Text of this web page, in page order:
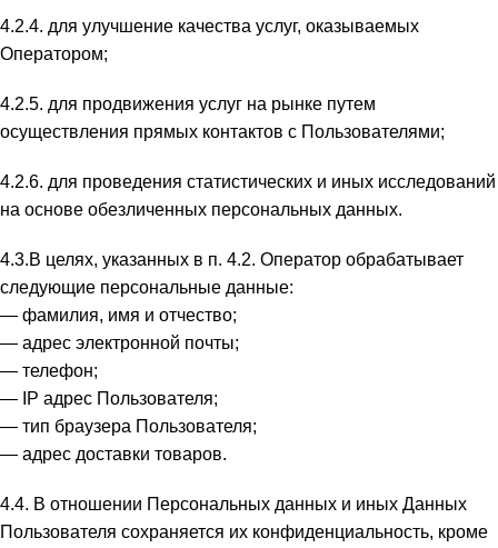
4.2.4. для улучшение качества услуг, оказываемых
Оператором;
4.2.5. для продвижения услуг на рынке путем
осуществления прямых контактов с Пользователями;
4.2.6. для проведения статистических и иных исследований
на основе обезличенных персональных данных.
4.3.В целях, указанных в п. 4.2. Оператор обрабатывает
следующие персональные данные:
— фамилия, имя и отчество;
— адрес электронной почты;
— телефон;
— IP адрес Пользователя;
— тип браузера Пользователя;
— адрес доставки товаров.
4.4. В отношении Персональных данных и иных Данных
Пользователя сохраняется их конфиденциальность, кроме